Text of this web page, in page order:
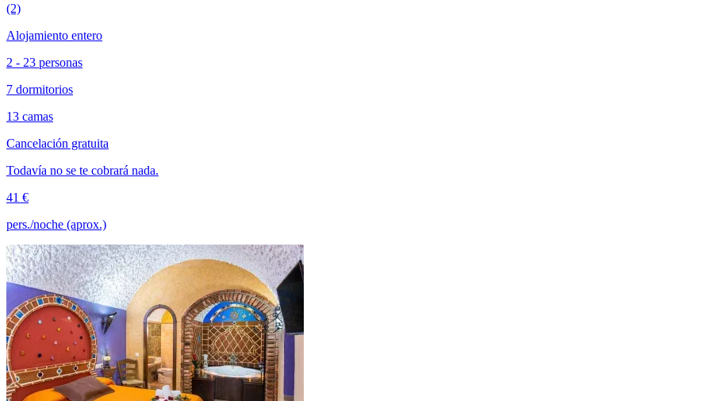
(2)
Alojamiento entero
2 - 23 personas
7 dormitorios
13 camas
Cancelación gratuita
Todavía no se te cobrará nada.
41 €
pers./noche (aprox.)